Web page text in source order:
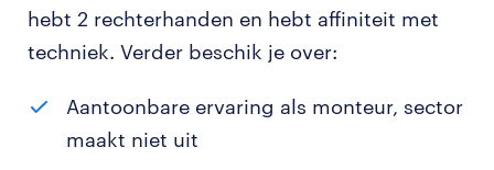
hebt 2 rechterhanden en hebt affiniteit met
techniek. Verder beschik je over:
Aantoonbare ervaring als monteur, sector
maakt niet uit